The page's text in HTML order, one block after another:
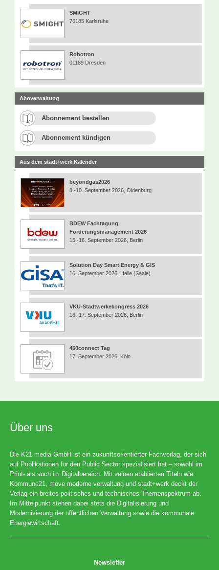
SMIGHT
76185 Karlsruhe
Robotron
01189 Dresden
Aboverwaltung
Abonnement bestellen
Abonnement kündigen
Aus dem stadt+werk Kalender
beyondgas2026
8.-10. September 2026, Oldenburg
BDEW Fachtagung
Forderungsmanagement 2026
15.-16. September 2026, Berlin
Solution Day Smart Energy & GIS
16. September 2026, Halle (Saale)
VKU-Stadtwerkekongress 2026
16.-17. September 2026, Berlin
450connect Tag
17. September 2026, Köln
Über uns
Die K21 media GmbH ist ein zukunftsorientierter Fachverlag, der sich
auf Publikationen für den Public Sector spezialisiert hat – sowohl im
Print- als auch im Digitalbereich. Mit seinen etablierten Titeln wie
Kommune21, move moderne verwaltung und stadt+werk deckt der
Verlag ein breites politisches und technisches Themenspektrum ab.
Im Mittelpunkt stehen dabei stets die Digitalisierung und
Modernisierung der öffentlichen Verwaltung sowie die kommunale
Energiewirtschaft.
Newsletter